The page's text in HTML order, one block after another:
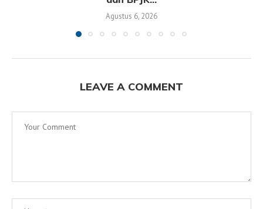
Agustus 6, 2026
LEAVE A COMMENT